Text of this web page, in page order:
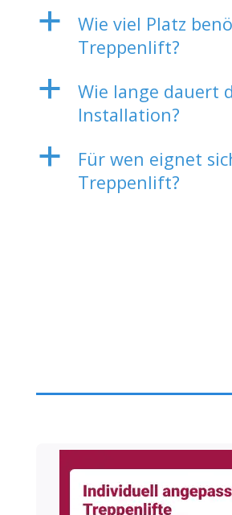
a
Wie viel Platz
Treppenlift?
a
Wie lange dauert
Installation?
a
Für wen eignet
Treppenlift?